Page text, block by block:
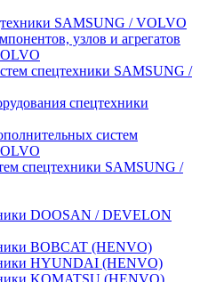
SAMSUNG / VOLVO
узлов и агрегатов
спецтехники SAMSUNG /
спецтехники
систем
спецтехники SAMSUNG /
DOOSAN / DEVELON
BOBCAT (HENVO)
HYUNDAI (HENVO)
KOMATSU (HENVO)